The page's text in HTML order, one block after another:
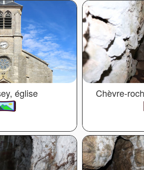
église Chèvre-